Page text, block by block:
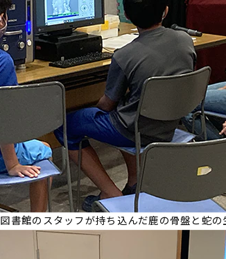
図書館のスタッフが持ち込んだ鹿の骨盤と蛇の